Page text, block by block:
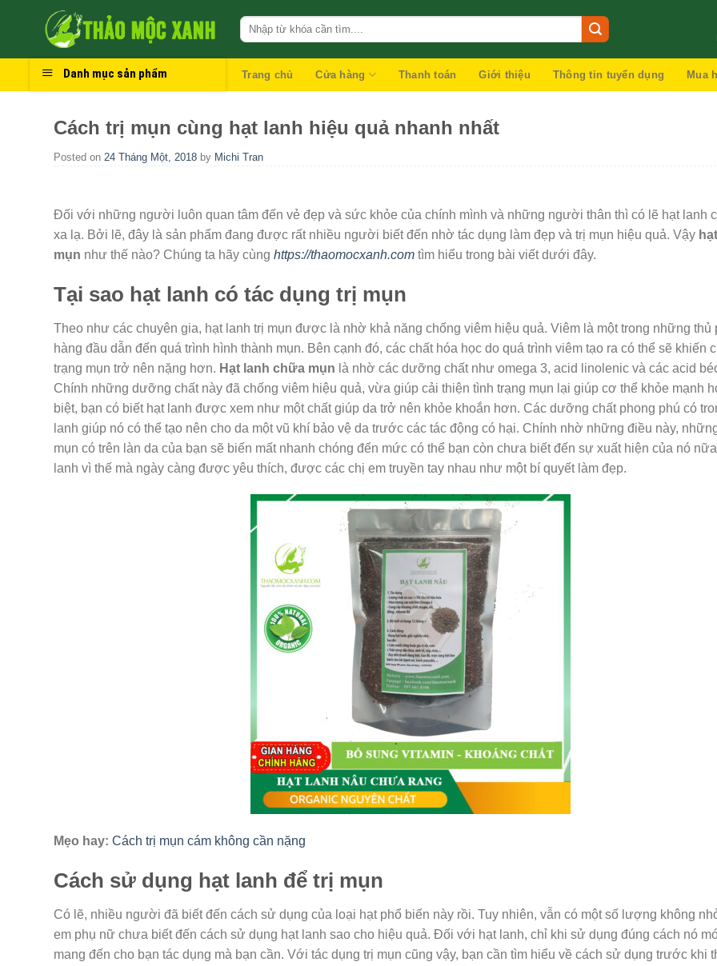
Danh mục sản phẩm Trang chủ Cửa hàng Thanh toán Giới thiệu Thông tin tuyển dụng Mua
Cách trị mụn cùng hạt lanh hiệu quả nhanh nhất
Posted on 24 Tháng Một, 2018 by Michi Tran
Đối với những người luôn quan tâm đến vẻ đẹp và sức khỏe của chính mình và những người thân thì có lẽ hạt lanh
xa lạ. Bởi lẽ, đây là sản phẩm đang được rất nhiều người biết đến nhờ tác dụng làm đẹp và trị mụn hiệu quả. Vậy
mụn như thế nào? Chúng ta hãy cùng https://thaomocxanh.com tìm hiểu trong bài viết dưới đây.
Tại sao hạt lanh có tác dụng trị mụn
Theo như các chuyên gia, hạt lanh trị mụn được là nhờ khả năng chống viêm hiệu quả. Viêm là một trong những thủ
hàng đầu dẫn đến quá trình hình thành mụn. Bên cạnh đó, các chất hóa học do quá trình viêm tạo ra có thể sẽ khiến
trạng mụn trở nên nặng hơn. Hạt lanh chữa mụn là nhờ các dưỡng chất như omega 3, acid linolenic và các acid
Chính những dưỡng chất này đã chống viêm hiệu quả, vừa giúp cải thiện tình trạng mụn lại giúp cơ thể khỏe mạnh
biệt, bạn có biết hạt lanh được xem như một chất giúp da trở nên khỏe khoắn hơn. Các dưỡng chất phong phú có
lanh giúp nó có thể tạo nên cho da một vũ khí bảo vệ da trước các tác động có hại. Chính nhờ những điều này,
mụn có trên làn da của bạn sẽ biến mất nhanh chóng đến mức có thể bạn còn chưa biết đến sự xuất hiện của nó
lanh vì thế mà ngày càng được yêu thích, được các chị em truyền tay nhau như một bí quyết làm đẹp.
Mẹo hay: Cách trị mụn cám không cần nặng
Cách sử dụng hạt lanh để trị mụn
Có lẽ, nhiều người đã biết đến cách sử dụng của loại hạt phổ biến này rồi. Tuy nhiên, vẫn có một số lượng không
em phụ nữ chưa biết đến cách sử dụng hạt lanh sao cho hiệu quả. Đối với hạt lanh, chỉ khi sử dụng đúng cách nó
mang đến cho bạn tác dụng mà bạn cần. Với tác dụng trị mụn cũng vậy, bạn cần tìm hiểu về cách sử dụng trước khi